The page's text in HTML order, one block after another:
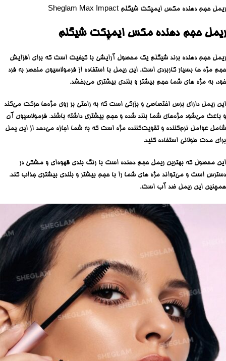
ریمل حجم دهنده مکس ایمپکت شیگلم Sheglam Max Impact
ریمل حجم دهنده مکس ایمپکت شیگلم
ریمل حجم دهنده برند شیگلم یک محصول آرایشی با کیفیت است که برای افزایش
حجم مژه ها بسیار کاربردی است. این ریمل با استفاده از فرمولاسیون منحصر به فرد
خود، به مژه های شما حجم بیشتر و بلندی بیشتری می‌بخشد.
این ریمل دارای برس اختصاصی و بزرگی است که به راحتی بر روی مژه‌ها حرکت می‌کند
و باعث می‌شود مژه‌های شما بلند شده و حجم بیشتری داشته باشند. فرمولاسیون آن
شامل عوامل نرم‌کننده و تقویت‌کننده مژه است که به شما اجازه می‌دهد از این یمل
برای مدت طولانی استفاده کنید.
این محصول که بهترین ریمل حجم دهنده است با رنگ بندی قهوه‌ای و مشکی در
دسترس است و می‌تواند مژه های شما را با حجم بیشتر و بلندی بیشتری جذاب کند.
همچنین این ریمل ضد آب است.